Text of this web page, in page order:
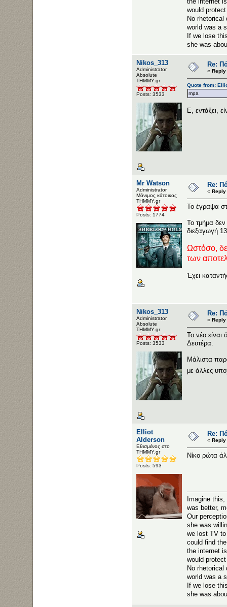
would
No
world was a
If we
she was
Nikos_313
Administrator
Αbsolute
ΤΗΜΜΥ.gr
Posts: 3533
Re:
« Reply
Quote from:
mpa
Ε, εντάξει,
Mr Watson
Administrator
Μόνιμος κάτοικος
ΤΗΜΜΥ.gr
Posts: 1774
Re:
« Reply
Το έγραψα
Το τμήμα δεν
διεξαγωγή
Ωστόσο,
των
Έχει
Nikos_313
Administrator
Αbsolute
ΤΗΜΜΥ.gr
Posts: 3533
Re:
« Reply
Το νέο είναι
Δευτέρα.
Μάλιστα
με άλλες
Elliot
Alderson
Εθισμένος στο
ΤΗΜΜΥ.gr
Posts: 593
Re:
« Reply
Νίκο ρώτα
was better,
Our
she was
we lost
could find
the
would
No
world was a
If we
she was